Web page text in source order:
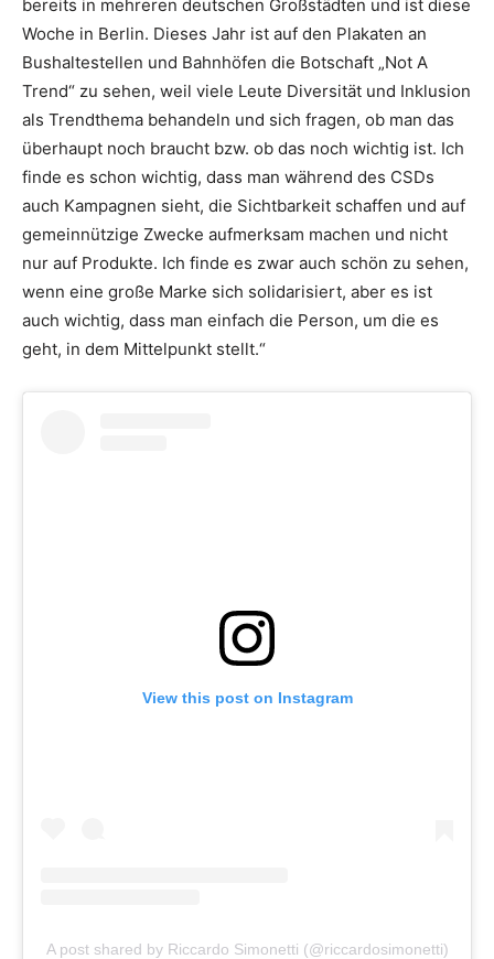
bereits in mehreren deutschen Großstädten und ist diese
Woche in Berlin. Dieses Jahr ist auf den Plakaten an
Bushaltestellen und Bahnhöfen die Botschaft „Not A
Trend“ zu sehen, weil viele Leute Diversität und Inklusion
als Trendthema behandeln und sich fragen, ob man das
überhaupt noch braucht bzw. ob das noch wichtig ist. Ich
finde es schon wichtig, dass man während des CSDs
auch Kampagnen sieht, die Sichtbarkeit schaffen und auf
gemeinnützige Zwecke aufmerksam machen und nicht
nur auf Produkte. Ich finde es zwar auch schön zu sehen,
wenn eine große Marke sich solidarisiert, aber es ist
auch wichtig, dass man einfach die Person, um die es
geht, in dem Mittelpunkt stellt.“
View this post on Instagram
A post shared by Riccardo Simonetti (@riccardosimonetti)